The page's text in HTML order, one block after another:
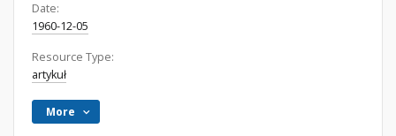
Date:
1960-12-05
Resource Type:
artykuł
More